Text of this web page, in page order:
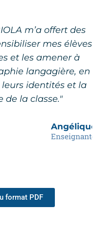
m’a offert des
mes élèves
et les amener à
langagière, en
identités et la
de la classe."
Angélique
Enseignante
format PDF